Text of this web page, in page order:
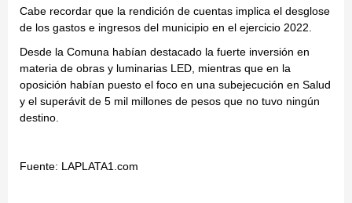
Cabe recordar que la rendición de cuentas implica el desglose
de los gastos e ingresos del municipio en el ejercicio 2022.
Desde la Comuna habían destacado la fuerte inversión en
materia de obras y luminarias LED, mientras que en la
oposición habían puesto el foco en una subejecución en Salud
y el superávit de 5 mil millones de pesos que no tuvo ningún
destino.
Fuente: LAPLATA1.com